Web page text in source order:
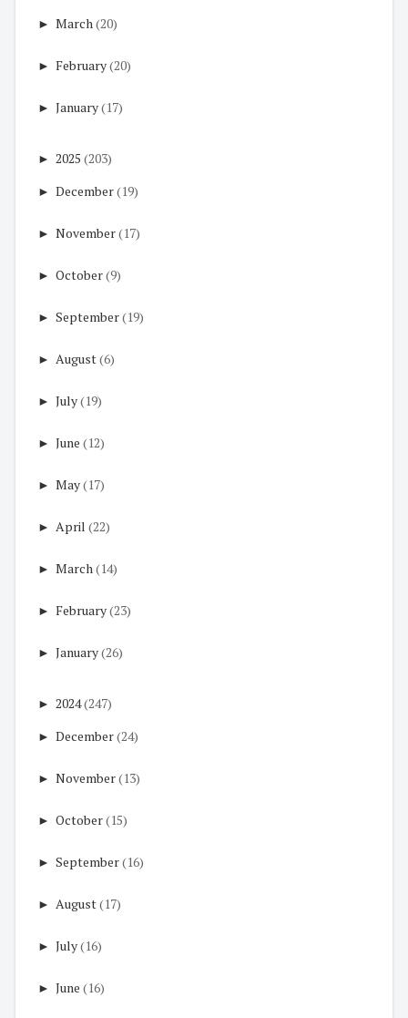
► March (20)
► February(20)
► January(17)
► 2025 (203)
► December(19)
► November(17)
► October(9)
► September(19)
► August(6)
► July(19)
► June (12)
► May(17)
► April (22)
► March (14)
► February(23)
► January(26)
► 2024(247)
► December(24)
► November(13)
► October(15)
► September(16)
► August(17)
► July(16)
► June (16)